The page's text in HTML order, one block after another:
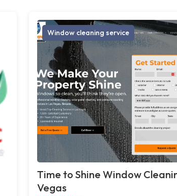
Window cleaning service
Time to Shine Window
Vegas